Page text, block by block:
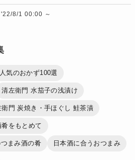
'22/8/1 00:00 ～
気のおかず100選
清左衛門 水茄子の浅漬け
衛門 炭焼き・手ほぐし 鮭茶漬
肴をもとめて
まみ酒の肴 日本酒に合うおつまみ